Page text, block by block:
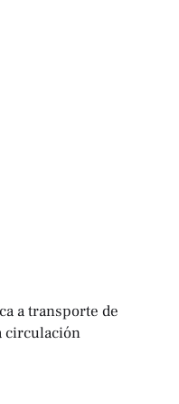
a transporte de
circulación